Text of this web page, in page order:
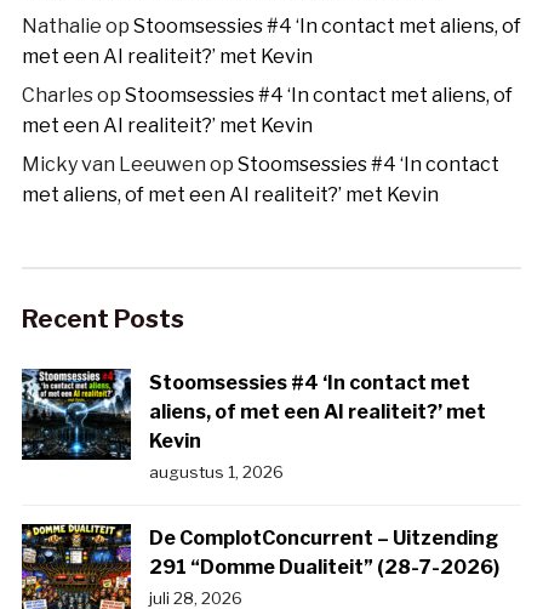
Nathalie op Stoomsessies #4 ‘In contact met aliens, of
met een AI realiteit?’ met Kevin
Charlesop Stoomsessies #4 ‘In contact met aliens, of
met een AI realiteit?’ met Kevin
Micky van Leeuwen op Stoomsessies #4 ‘In contact
met aliens, of met een AI realiteit?’ met Kevin
Recent Posts
Stoomsessies #4 ‘In contact met
aliens, of met een AI realiteit?’ met
Kevin
augustus 1, 2026
De ComplotConcurrent – Uitzending
291 “Domme Dualiteit” (28-7-2026)
juli 28, 2026